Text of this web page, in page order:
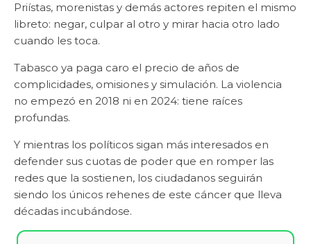
Priístas, morenistas y demás actores repiten el mismo
libreto: negar, culpar al otro y mirar hacia otro lado
cuando les toca.
Tabasco ya paga caro el precio de años de
complicidades, omisiones y simulación. La violencia
no empezó en 2018 ni en 2024: tiene raíces
profundas.
Y mientras los políticos sigan más interesados en
defender sus cuotas de poder que en romper las
redes que la sostienen, los ciudadanos seguirán
siendo los únicos rehenes de este cáncer que lleva
décadas incubándose.